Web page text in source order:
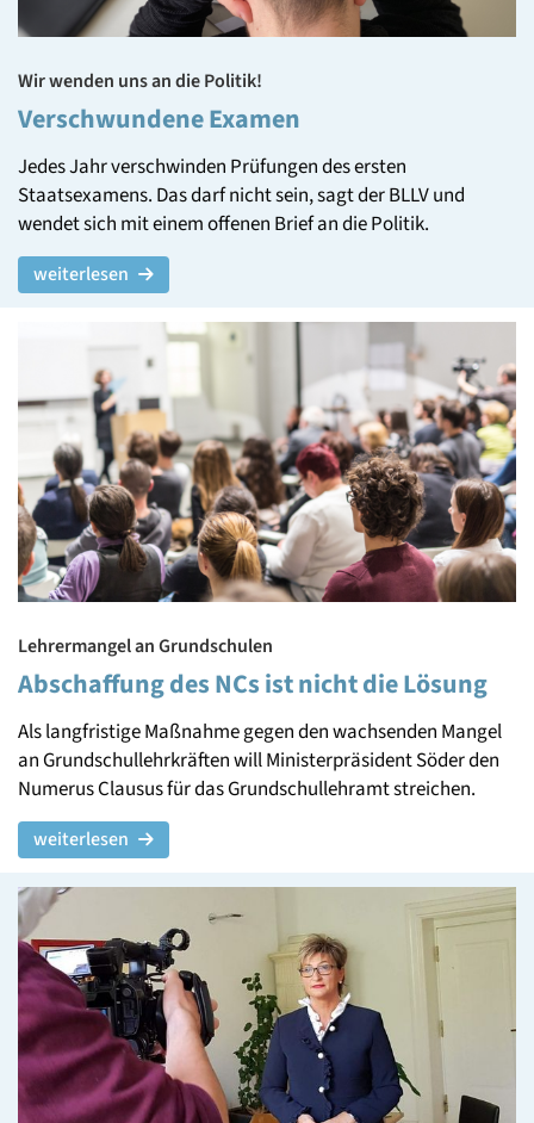
Wir wenden uns an die Politik!
Verschwundene Examen
Jedes Jahr verschwinden Prüfungen des ersten
Staatsexamens. Das darf nicht sein, sagt der BLLV und
wendet sich mit einem offenen Brief an die Politik.
weiterlesen
Lehrermangel an Grundschulen
Abschaffung des NCs ist nicht die Lösung
Als langfristige Maßnahme gegen den wachsenden Mangel
an Grundschullehrkräften will Ministerpräsident Söder den
Numerus Clausus für das Grundschullehramt streichen.
weiterlesen